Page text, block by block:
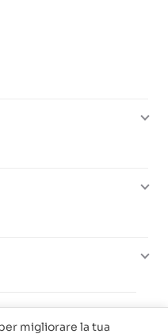
12093700156
migliorare la tua